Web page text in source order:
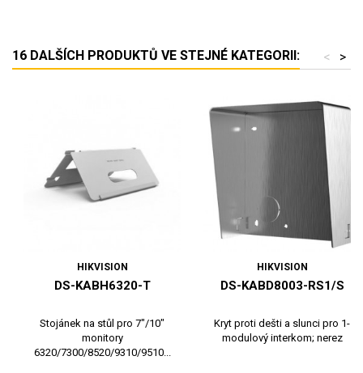
16 DALŠÍCH PRODUKTŮ VE STEJNÉ KATEGORII: >
<
HIKVISION
DS-KABH6320-T
Stojánek na stůl pro 7"/10"
monitory
6320/7300/8520/9310/9510...
HIKVISION
DS-KABD8003-RS1/S
Kryt proti dešti a slunci pro 1-
modulový interkom; nerez